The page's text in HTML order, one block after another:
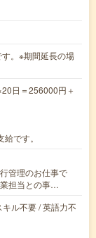
。※期間延長の場
日＝256000円＋
です。
管理のお仕事で
担当との事…
ル不要 / 英語力不